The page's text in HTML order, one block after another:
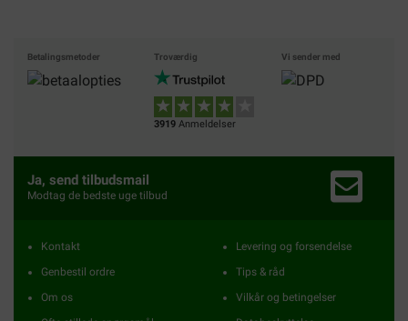
Betalingsmetoder Troværdig
3919 Anmeldelser
Vi sender med
Ja, send tilbudsmail
Modtag de bedste uge tilbud
Kontakt
Genbestil ordre
Om os
Levering og forsendelse
Tips & råd
Vilkår og betingelser